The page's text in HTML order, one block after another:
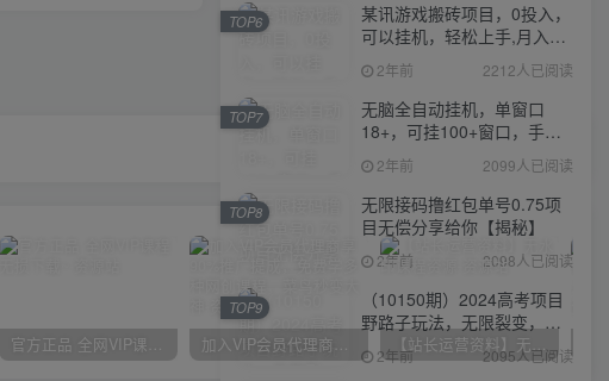
官方正品 全网VIP课程 无损下载~ 加入VIP会员代理商享90%推广提成，免费学多种网创课程，菜鸟秒变大神 【站长运营资料】无水印课程资源
某讯游戏搬砖项目，0投入，
可以挂机，轻松上手,月入
3000+上不封顶
2年前 2212人已阅读
TOP6
无脑全自动挂机，单窗口
18+，可挂100+窗口，手机
电脑均可操作
2年前 2099人已阅读
TOP7
无限接码撸红包单号0.75项
目无偿分享给你【揭秘】
2年前 2098人已阅读
TOP8
（10150期）2024高考项目
野路子玩法，无限裂变，最
高一天1W＋！
2年前 2095人已阅读
TOP9